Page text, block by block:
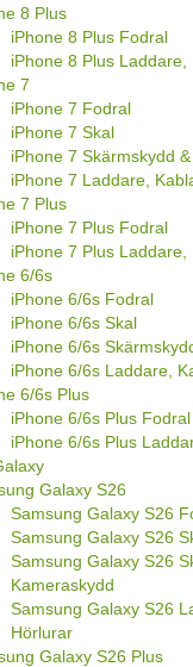
8 Plus
iPhone 8 Plus Fodral
iPhone 8 Plus
7
iPhone 7 Fodral
iPhone 7 Skal
iPhone 7 Skärmskydd
iPhone 7 Laddare,
7 Plus
iPhone 7 Plus Fodral
iPhone 7 Plus
6/6s
iPhone 6/6s Fodral
iPhone 6/6s Skal
iPhone 6/6s
iPhone 6/6s Laddare,
6/6s Plus
iPhone 6/6s Plus Fodral
iPhone 6/6s Plus
Galaxy S26
Samsung Galaxy S26
Samsung Galaxy S26
Samsung Galaxy S26
Kameraskydd
Samsung Galaxy S26
Hörlurar
Galaxy S26 Plus